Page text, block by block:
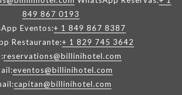
849 867 0193
Eventos:+ 1 849 867 8387
Restaurante:+ 1 829 745 3642
reservations@billinihotel.com
eventos@billinihotel.com
capitan@billinihotel.com